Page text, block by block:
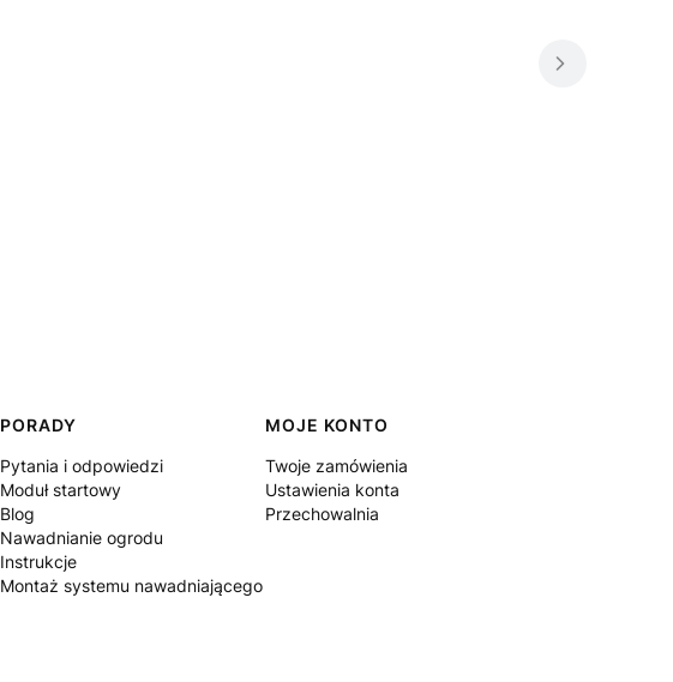
PORADY
Pytania i odpowiedzi
Moduł startowy
Blog
Nawadnianie ogrodu
Instrukcje
Montaż systemu nawadniającego
MOJE KONTO
Twoje zamówienia
Ustawienia konta
Przechowalnia